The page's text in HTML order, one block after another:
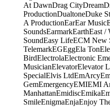
At DawnDrag CityDream
ProductionDualtoneDuke
A ProductionEarEar Music
SoundsEarmarkEarthEast /
SoundEasy LifeECM New
TelemarkEGEggEla Ton
BirdElectrolaElectronic
MusicianElevatorElevator
SpecialElvis LtdEmArcy
GemEmergencyEMIEMI
ManhattanEmidiscEmika
SmileEnigmaEnjaEnjoy